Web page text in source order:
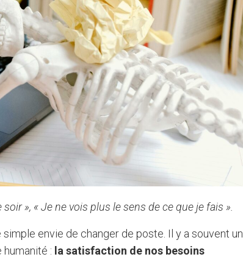
», « Je ne vois plus le sens de ce que je fais ».
envie de changer de poste. Il y a souvent un
: la satisfaction de nos besoins